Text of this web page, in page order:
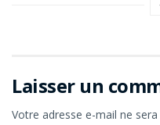
Laisser un
Votre adresse e-mail ne sera